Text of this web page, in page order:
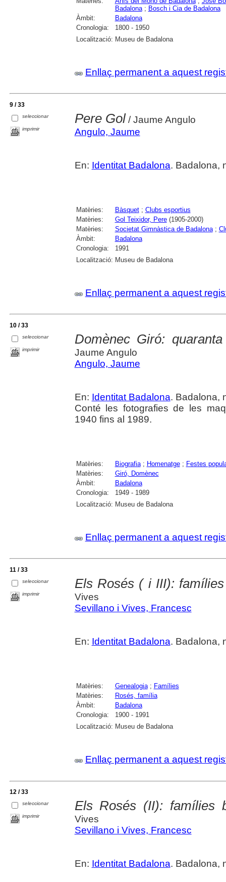
Badalona; Bosch i Cia de Badalona
Àmbit:
Badalona
Cronologia:
1800 - 1950
Localització: Museu de Badalona
Enllaç permanent a aquest
9 / 33
seleccionar
imprimir
Pere Gol/ Jaume Angulo
Angulo, Jaume
En: Identitat Badalona. Badalona,
Matèries: Bàsquet; Clubs esportius
Matèries:
Gol Teixidor, Pere(1905-2000)
Matèries:
Societat Gimnàstica de Badalona;
Àmbit:
Badalona
Cronologia:
1991
Localització: Museu de Badalona
Enllaç permanent a aquest
10 / 33
seleccionar
imprimir
Domènec Giró:
Jaume Angulo
Angulo, Jaume
En: Identitat Badalona. Badalona,
Conté les fotografies de les
1940 fins al 1989.
Matèries: Biografia; Homenatge; Festes
Matèries:
Giró, Domènec
Àmbit:
Badalona
Cronologia:
1949 - 1989
Localització: Museu de Badalona
Enllaç permanent a aquest
11 / 33
seleccionar
imprimir
Els Rosés ( i III):
Vives
Sevillano i Vives, Francesc
En: Identitat Badalona. Badalona,
Matèries: Genealogia; Famílies
Matèries:
Rosés, família
Àmbit:
Badalona
Cronologia:
1900 - 1991
Localització: Museu de Badalona
Enllaç permanent a aquest
12 / 33
seleccionar
imprimir
Els Rosés (II): famílies
Vives
Sevillano i Vives, Francesc
En: Identitat Badalona. Badalona,